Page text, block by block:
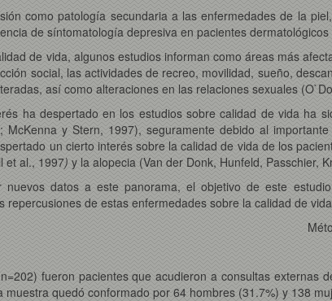
como patología secundaria a las enfermedades de la
de síntomatología depresiva en pacientes
de vida, algunos estudios informan como áreas más
social, las actividades de recreo, movilidad, sueño,
así como alteraciones en las relaciones sexuales
ha despertado en los estudios sobre calidad de vida ha
McKenna y Stern, 1997), seguramente debido al
un cierto interés sobre la calidad de vida de los
et al., 1997) y la alopecia (Van der Donk, Hunfeld, Passchier,
datos a este panorama, el objetivo de este
repercusiones de estas enfermedades sobre la calidad de
fueron pacientes que acudieron a consultas
muestra quedó conformado por 64 hombres (31.7%) y 138